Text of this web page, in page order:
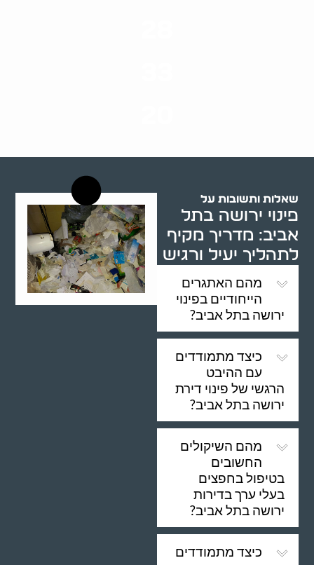
שאלות ותשובות על
פינוי ירושה בתל
אביב: מדריך מקיף
לתהליך יעיל ורגיש
מהם האתגרים
הייחודיים בפינוי
ירושה בתל אביב?
כיצד מתמודדים
עם ההיבט
הרגשי של פינוי דירת
ירושה בתל אביב?
מהם השיקולים
החשובים
בטיפול בחפצים
בעלי ערך בדירות
ירושה בתל אביב?
כיצד מתמודדים